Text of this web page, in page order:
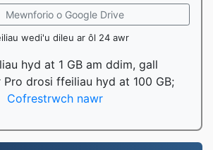
Mewnforio o Google Drive
wedi'u dileu ar ôl 24 awr
hyd at 1 GB am ddim, gall
drosi ffeiliau hyd at 100 GB;
Cofrestrwch nawr